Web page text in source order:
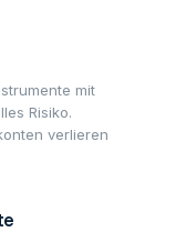
mit
Risiko.
verlieren